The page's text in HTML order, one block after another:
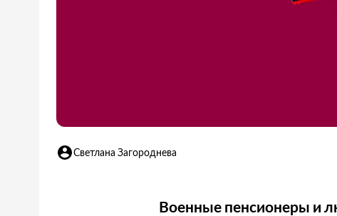
Светлана Загороднева
Военные пенсионеры и